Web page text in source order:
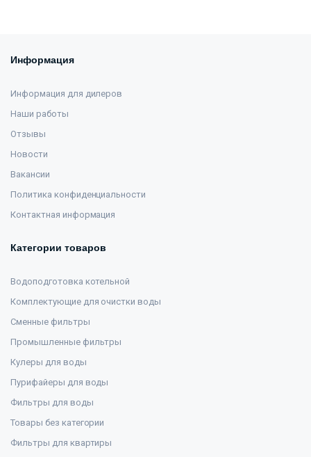
Информация
Информация для дилеров
Наши работы
Отзывы
Новости
Вакансии
Политика конфиденциальности
Контактная информация
Категории товаров
Водоподготовка котельной
Комплектующие для очистки воды
Сменные фильтры
Промышленные фильтры
Кулеры для воды
Пурифайеры для воды
Фильтры для воды
Товары без категории
Фильтры для квартиры